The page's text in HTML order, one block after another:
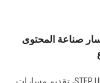
صناعة المحتوى